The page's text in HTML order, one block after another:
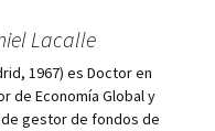
Lacalle
1967) es Doctor en
de Economía Global y
gestor de fondos de